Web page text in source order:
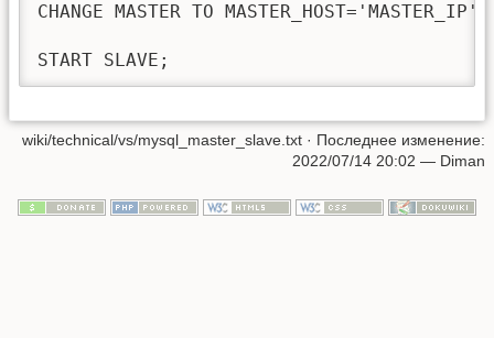
CHANGE MASTER TO
wiki/technical/vs/mysql_master_slave.txt · Последнее изменение:
2022/07/14 20:02 — Diman